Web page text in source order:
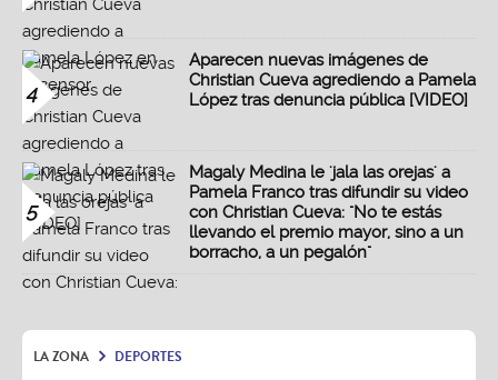
4
Aparecen nuevas imágenes de
Christian Cueva agrediendo a Pamela
López tras denuncia pública [VIDEO]
5
Magaly Medina le 'jala las orejas' a
Pamela Franco tras difundir su video
con Christian Cueva: "No te estás
llevando el premio mayor, sino a un
borracho, a un pegalón"
LA ZONA DEPORTES